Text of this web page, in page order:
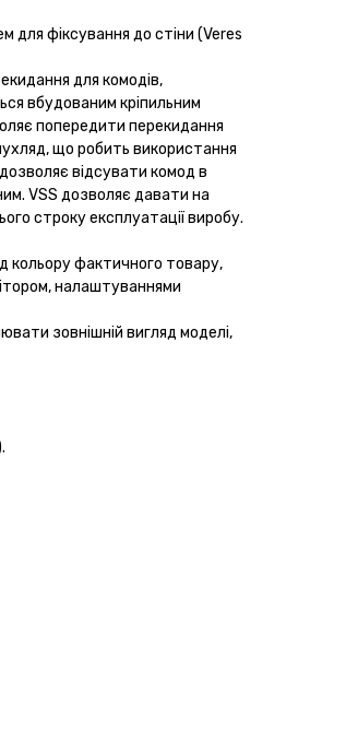
для фіксування до стіни (Veres
для комодів,
вбудованим кріпильним
попередити перекидання
що робить використання
відсувати комод в
VSS дозволяє давати на
строку експлуатації виробу.
кольору фактичного товару,
налаштуваннями
зовнішній вигляд моделі,